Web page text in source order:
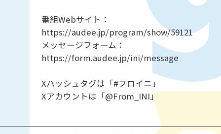
番組Webサイト：
https://audee.jp/program/show/59121
メッセージフォーム：
https://form.audee.jp/ini/message
Xハッシュタグは「#フロイニ」
Xアカウントは「@From_INI」